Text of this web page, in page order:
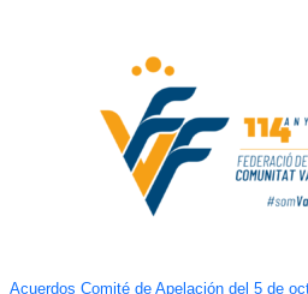
Acuerdos Comité de Apelación del 5 de